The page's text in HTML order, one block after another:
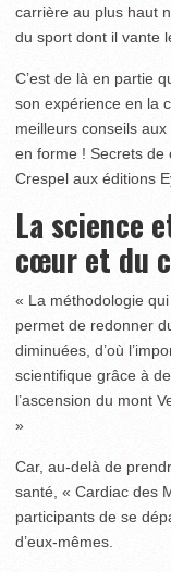
carrière au plus haut
du sport dont il vante
C’est de là en partie
son expérience en la
meilleurs conseils
en forme ! Secrets de
Crespel aux éditions
La science
cœur et du
« La méthodologie
permet de redonner
diminuées, d’où
scientifique grâce à
l’ascension du mont
»
Car, au-delà de
santé, « Cardiac des
participants de se
d’eux-mêmes.